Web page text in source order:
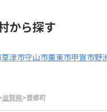
から探す
草津市守山市栗東市甲賀市野
滋賀県>豊郷町